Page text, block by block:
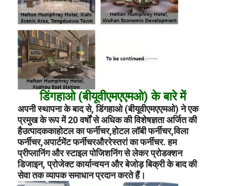
डिंगहाओ (बीयूवीएमएएमओ) के बारे में
अपनी स्थापना के बाद से, डिंगहाओ (बीयूवीएमएएमओ) ने एक
प्रमुख के रूप में 20 वर्षों से अधिक की विशेषज्ञता अर्जित की
हैउत्पादककाहोटल का फर्नीचर,होटल लॉबी फर्नीचर,विला
फर्नीचर,अपार्टमेंट फर्नीचरऔररेस्तरां का फर्नीचर. हम
प्रीप्लानिंग और स्टाइल पोजिशनिंग से लेकर प्रोडक्शन
डिजाइन, प्रोजेक्ट कार्यान्वयन और बेजोड़ बिक्री के बाद की
सेवा तक व्यापक समाधान प्रदान करते हैं।